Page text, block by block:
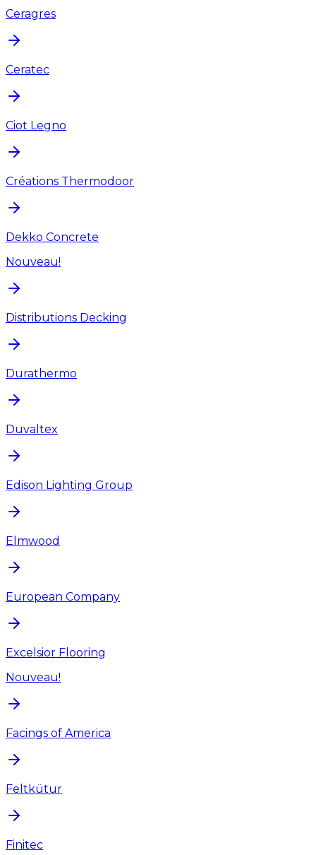
Ceragres
Ceratec
Ciot Legno
Créations Thermodoor
Dekko Concrete
Nouveau!
Distributions Decking
Durathermo
Duvaltex
Edison Lighting Group
Elmwood
European Company
Excelsior Flooring
Nouveau!
Facings of America
Feltkütur
Finitec